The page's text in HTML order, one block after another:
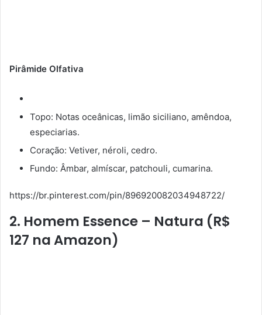
Pirâmide Olfativa
Topo: Notas oceânicas, limão siciliano, amêndoa,
especiarias.
Coração: Vetiver, néroli, cedro.
Fundo: Âmbar, almíscar, patchouli, cumarina.
https://br.pinterest.com/pin/896920082034948722/
2. Homem Essence – Natura (R$
127 na Amazon)